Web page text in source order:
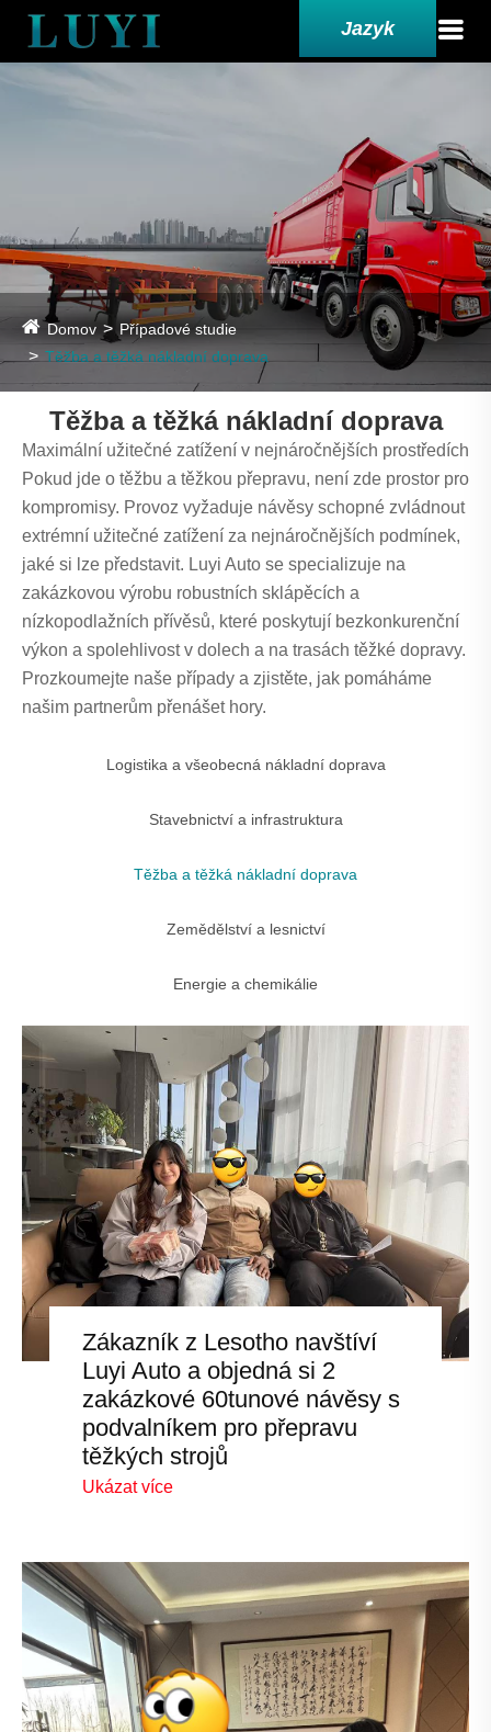
Jazyk
Domov
Případové studie
Těžba a těžká nákladní doprava
Těžba a těžká nákladní doprava
Maximální užitečné zatížení v nejnáročnějších prostředích
Pokud jde o těžbu a těžkou přepravu, není zde prostor pro
kompromisy. Provoz vyžaduje návěsy schopné zvládnout
extrémní užitečné zatížení za nejnáročnějších podmínek,
jaké si lze představit. Luyi Auto se specializuje na
zakázkovou výrobu robustních sklápěcích a
nízkopodlažních přívěsů, které poskytují bezkonkurenční
výkon a spolehlivost v dolech a na trasách těžké dopravy.
Prozkoumejte naše případy a zjistěte, jak pomáháme
našim partnerům přenášet hory.
Logistika a všeobecná nákladní doprava
Stavebnictví a infrastruktura
Těžba a těžká nákladní doprava
Zemědělství a lesnictví
Energie a chemikálie
Zákazník z Lesotho navštíví
Luyi Auto a objedná si 2
zakázkové 60tunové návěsy s
podvalníkem pro přepravu
těžkých strojů
Ukázat více